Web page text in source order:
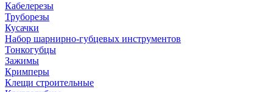
Кабелерезы
Труборезы
Кусачки
Набор шарнирно-губцевых инструментов
Тонкогубцы
Зажимы
Кримперы
Клещи строительные